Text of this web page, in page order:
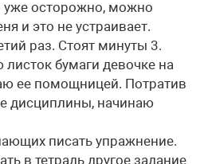
уже осторожно, можно
и это не устраивает.
раз. Стоят минуты 3.
бумаги девочке на
ее помощницей. Потратив
дисциплины, начинаю
писать упражнение.
в тетрадь другое задание